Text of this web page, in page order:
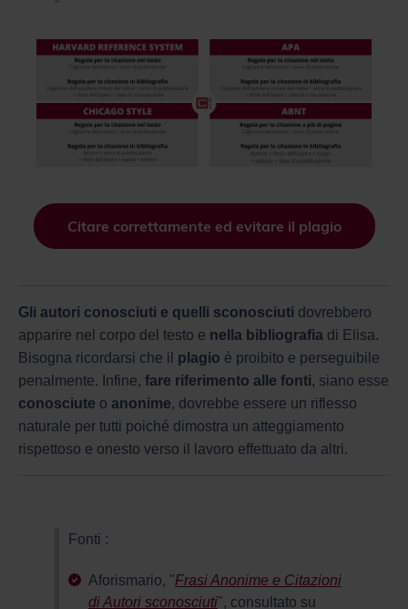
Citare correttamente ed evitare il plagio
Gli autori conosciuti e quelli sconosciuti dovrebbero
apparire nel corpo del testo e nella bibliografia di Elisa.
Bisogna ricordarsi che il plagio è proibito e perseguibile
penalmente. Infine, fare riferimento alle fonti, siano esse
conosciute o anonime, dovrebbe essere un riflesso
naturale per tutti poiché dimostra un atteggiamento
rispettoso e onesto verso il lavoro effettuato da altri.
Fonti :
Aforismario, "Frasi Anonime e Citazioni
di Autori sconosciuti", consultato su